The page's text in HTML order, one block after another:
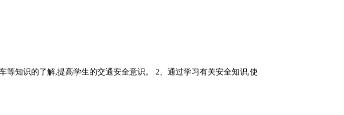
知识的了解,提高学生的交通安全意识。 2、通过学习有关安全知识,使